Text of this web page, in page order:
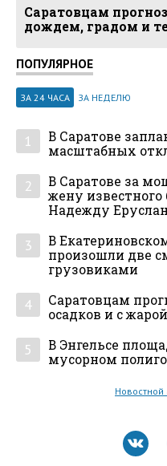
Саратовцам
дождем, градом и
ПОПУЛЯРНОЕ
ЗА 24 ЧАСА ЗА НЕДЕЛЮ
1
В Саратове
масштабных
2
В Саратове за
жену известного
Надежду
3
В
произошли две
грузовиками
4
Саратовцам
осадков и с
5
В Энгельсе
мусорном
Новостной